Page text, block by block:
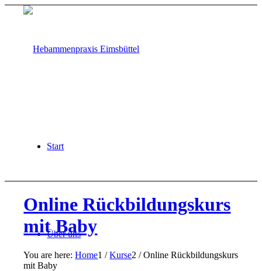
Start
Über uns
Online Rückbildungskurs
mit Baby
You are here: Home1 / Kurse2 / Online Rückbildungskurs
mit Baby